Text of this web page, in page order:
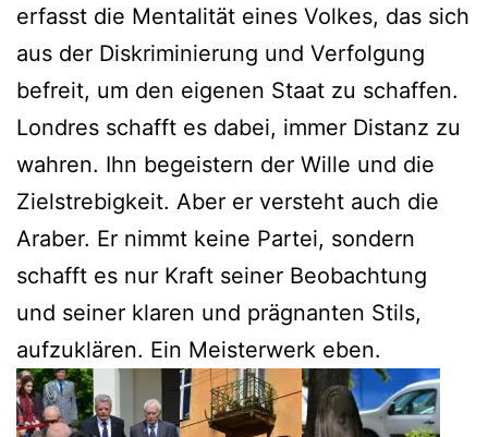
erfasst die Mentalität eines Volkes, das sich
aus der Diskriminierung und Verfolgung
befreit, um den eigenen Staat zu schaffen.
Londres schafft es dabei, immer Distanz zu
wahren. Ihn begeistern der Wille und die
Zielstrebigkeit. Aber er versteht auch die
Araber. Er nimmt keine Partei, sondern
schafft es nur Kraft seiner Beobachtung
und seiner klaren und prägnanten Stils,
aufzuklären. Ein Meisterwerk eben.